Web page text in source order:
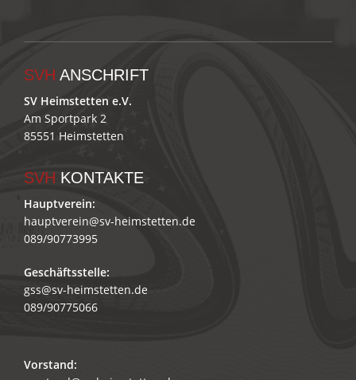
SVH ANSCHRIFT
SV Heimstetten e.V.
Am Sportpark 2
85551 Heimstetten
SVH KONTAKTE
Hauptverein:
hauptverein@sv-heimstetten.de
089/90773995
Geschäftsstelle:
gss@sv-heimstetten.de
089/90775066
Vorstand: